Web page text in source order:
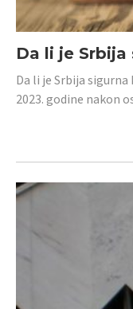
Da li je
Da li je Srbija
2023. godine nakon